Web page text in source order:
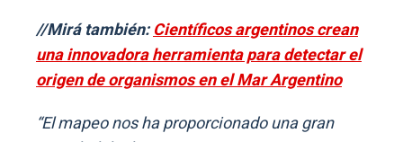
//Mirá también:Científicos argentinos crean
una innovadora herramienta para detectar el
origen de organismos en el Mar Argentino
“El mapeo nos ha proporcionado una gran